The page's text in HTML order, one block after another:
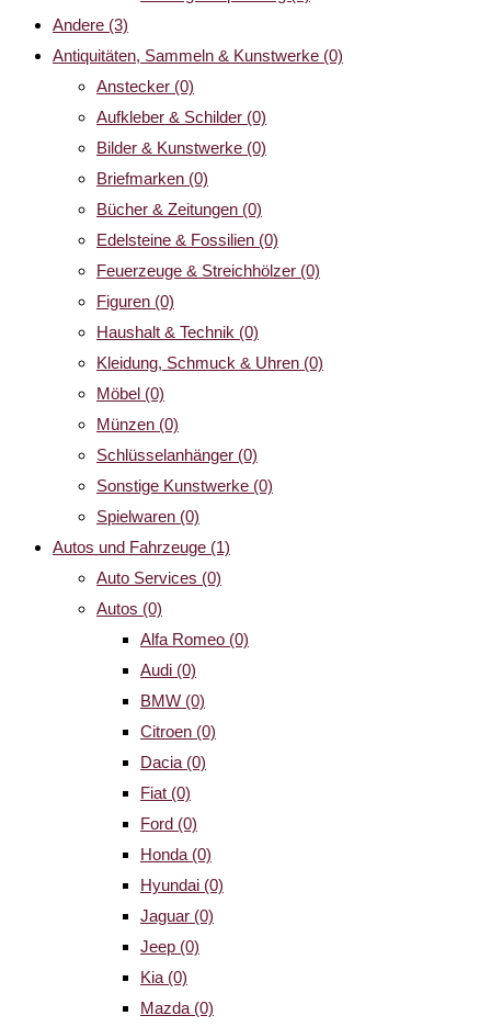
Andere (3)
Antiquitäten, Sammeln & Kunstwerke (0)
Anstecker (0)
Aufkleber & Schilder (0)
Bilder & Kunstwerke (0)
Briefmarken (0)
Bücher & Zeitungen (0)
Edelsteine & Fossilien (0)
Feuerzeuge & Streichhölzer (0)
Figuren (0)
Haushalt & Technik (0)
Kleidung, Schmuck & Uhren (0)
Möbel (0)
Münzen (0)
Schlüsselanhänger (0)
Sonstige Kunstwerke (0)
Spielwaren (0)
Autos und Fahrzeuge (1)
Auto Services (0)
Autos (0)
Alfa Romeo (0)
Audi (0)
BMW (0)
Citroen (0)
Dacia (0)
Fiat (0)
Ford (0)
Honda (0)
Hyundai (0)
Jaguar (0)
Jeep (0)
Kia (0)
Mazda (0)